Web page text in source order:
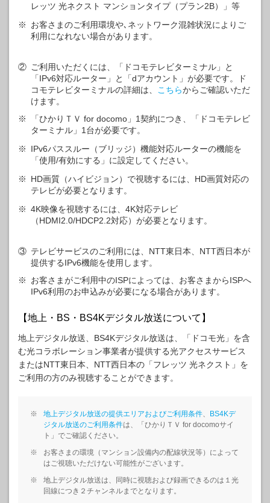
レッツ 光ネクスト マンションタイプ（プラン2B）」等
※
お客さまのご利用環境や､ネットワーク混雑状況によりご
利用になれない場合があります。
② ご利用いただくには、「ドコモテレビターミナル」と
「IPv6対応ルーター」と「dアカウント」が必要です。ド
コモテレビターミナルの詳細は、
こちらからご確認いただ
けます。
※
「ひかりＴＶ for docomo」1契約につき、「ドコモテレビ
ターミナル」1台が必要です。
※
IPv6パススルー（ブリッジ）機能対応ルーターの機能を
「使用/有効にする」に設定してください。
※
HD画質（ハイビジョン）で視聴するには、HD画質対応の
テレビが必要となります。
※ 4K映像を視聴するには、4K対応テレビ
（HDMI2.0/HDCP2.2対応）が必要となります。
③ テレビサービスのご利用には、NTT東日本、NTT西日本が
提供するIPv6機能を使用します。
※
お客さまがご利用中のISPによっては、お客さまからISPへ
IPv6利用のお申込みが必要になる場合があります。
【地上・BS・BS4Kデジタル放送について】
地上デジタル放送、BS4Kデジタル放送は、「ドコモ光」を含
む光コラボレーション事業者が提供する光アクセスサービス
またはNTT東日本、NTT西日本の「フレッツ 光ネクスト」を
ご利用の方のみ視聴することができます。
※ 地上デジタル放送の提供エリアおよびご利用条件、
BS4Kデ
ジタル放送のご利用条件は、「ひかりＴＶ for docomoサイ
ト」でご確認ください。
※
お客さまの環境（マンション設備内の配線状況等）によって
はご視聴いただけない可能性がございます。
※
地上デジタル放送は、同時に視聴および録画できるのは１光
回線につき２チャンネルまでとなります。